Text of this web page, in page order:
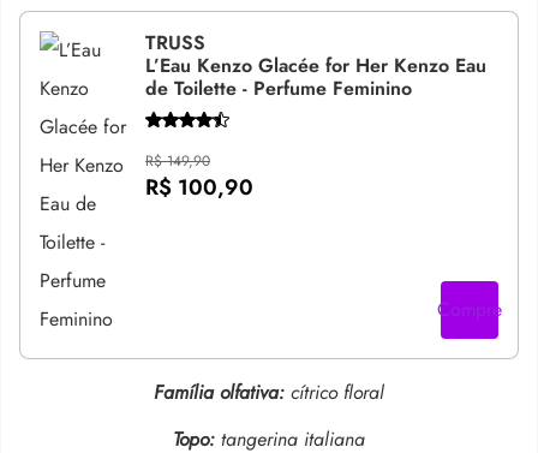
TRUSS
L’Eau Kenzo Glacée for Her Kenzo Eau
de Toilette - Perfume Feminino
R$ 149,90
R$ 100,90
Compre
Família olfativa: cítrico floral
Topo: tangerina italiana